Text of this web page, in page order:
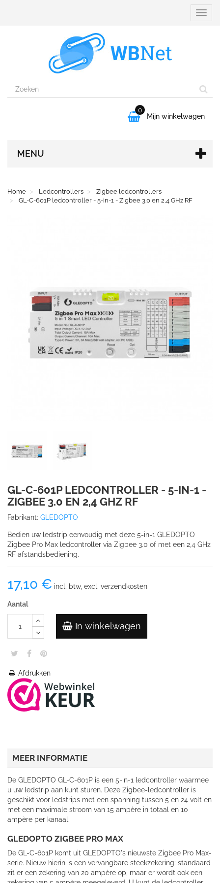

0
Mijn winkelwagen
MENU
Home Ledcontrollers
Zigbee ledcontrollers
GL-C-601P ledcontroller - 5-in-1 - Zigbee 3.0 en 2,4 GHz RF
GL-C-601P LEDCONTROLLER - 5-IN-1 -
ZIGBEE 3.0 EN 2,4 GHZ RF
Fabrikant: GLEDOPTO
Bedien uw ledstrip eenvoudig met deze 5-in-1 GLEDOPTO
Zigbee Pro Max ledcontroller via Zigbee 3.0 of met een 2,4 GHz
RF afstandsbediening.
17,10 € incl. btw, excl. verzendkosten
Aantal
In winkelwagen
Afdrukken
MEER INFORMATIE
De GLEDOPTO GL-C-601P is een 5-in-1 ledcontroller waarmee
u uw ledstrip aan kunt sturen. Deze Zigbee-ledcontroller is
geschikt voor ledstrips met een spanning tussen 5 en 24 volt en
met een maximale stroom van 15 ampère in totaal en 10
ampère per kanaal.
GLEDOPTO ZIGBEE PRO MAX
De GL-C-601P komt uit GLEDOPTO's nieuwste Zigbee Pro Max-
serie. Nieuw hierin is een vervangbare steekzekering: standaard
zit er een zekering van 20 ampère op, maar er wordt ook een